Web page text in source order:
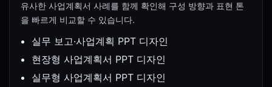
유사한 사업계획서 사례를 함께 확인해 구성 방향과 표현 톤
을 빠르게 비교할 수 있습니다.
실무 보고·사업계획 PPT 디자인
현장형 사업계획서 PPT 디자인
실무형 사업계획서 PPT 디자인